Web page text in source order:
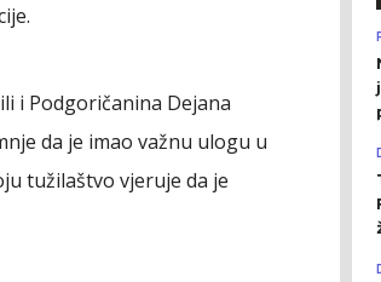
i Podgoričanina Dejana
da je imao važnu ulogu u
tužilaštvo vjeruje da je